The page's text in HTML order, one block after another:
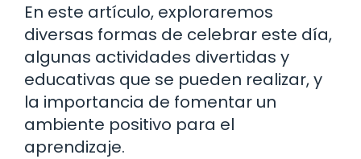
En este artículo, exploraremos
diversas formas de celebrar este día,
algunas actividades divertidas y
educativas que se pueden realizar, y
la importancia de fomentar un
ambiente positivo para el
aprendizaje.